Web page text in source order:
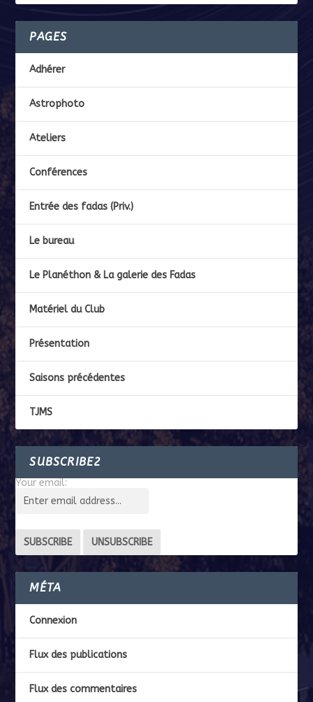
PAGES
Adhérer
Astrophoto
Ateliers
Conférences
Entrée des fadas (Priv.)
Le bureau
Le Planéthon & La galerie des Fadas
Matériel du Club
Présentation
Saisons précédentes
TJMS
SUBSCRIBE2
Your email:
MÉTA
Connexion
Flux des publications
Flux des commentaires